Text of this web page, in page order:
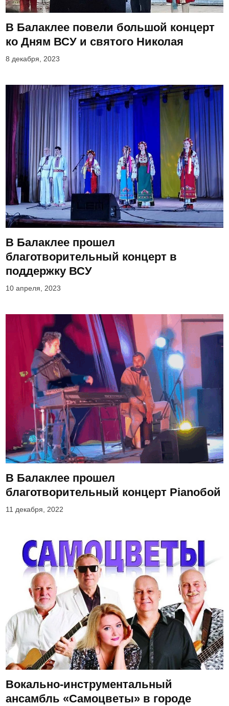
В Балаклее повели большой концерт
ко Дням ВСУ и святого Николая
8 декабря, 2023
В Балаклее прошел
благотворительный концерт в
поддержку ВСУ
10 апреля, 2023
В Балаклее прошел
благотворительный концерт Ріаnобой
11 декабря, 2022
Вокально-инструментальный
ансамбль «Самоцветы» в городе